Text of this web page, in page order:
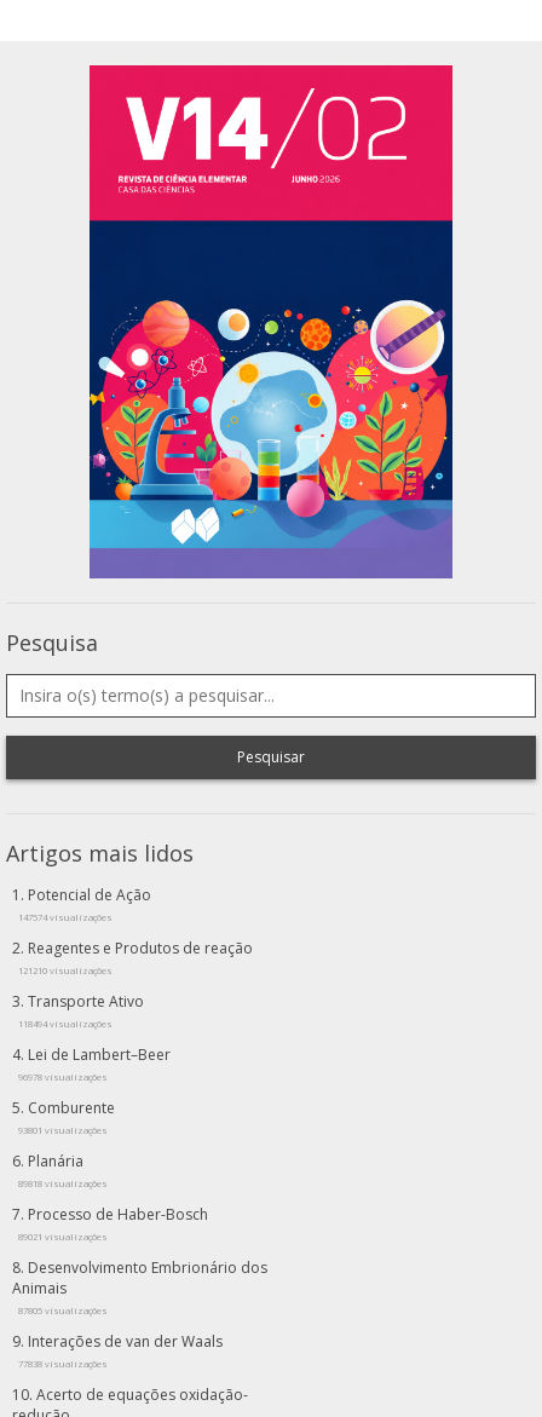
Pesquisa
Pesquisar
Artigos mais lidos
Potencial de Ação
147574 visualizações
Reagentes e Produtos de reação
121210 visualizações
Transporte Ativo
118494 visualizações
Lei de Lambert–Beer
96978 visualizações
Comburente
93801 visualizações
Planária
89818 visualizações
Processo de Haber-Bosch
89021 visualizações
Desenvolvimento Embrionário dos
Animais
87805 visualizações
Interações de van der Waals
77838 visualizações
Acerto de equações oxidação-